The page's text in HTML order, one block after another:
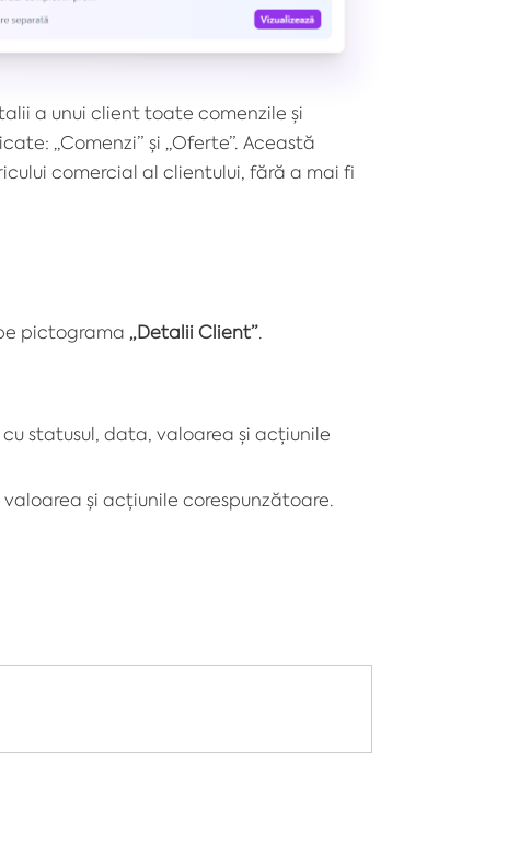
a unui client toate comenzile și
„Comenzi” și „Oferte”. Această
comercial al clientului, fără a mai fi
pictograma „Detalii Client”.
statusul, data, valoarea și acțiunile
și acțiunile corespunzătoare.